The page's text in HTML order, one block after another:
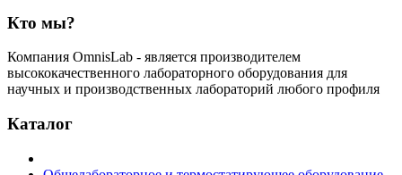
Кто мы?
Компания OmnisLab - является производителем
высококачественного лабораторного оборудования для
научных и производственных лабораторий любого профиля
Каталог